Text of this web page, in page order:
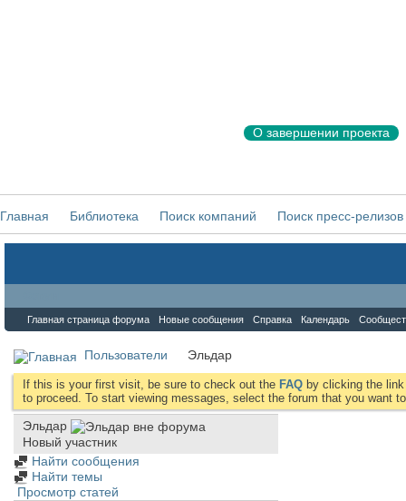
О завершении проекта
Главная Библиотека Поиск компаний Поиск пресс-релизов
Главная страница форума Новые сообщения Справка Календарь
Пользователи Эльдар
If this is your first visit, be sure to check out the FAQ by clicking the
to proceed. To start viewing messages, select the forum that you want
Эльдар
Новый участник
Найти сообщения
Найти темы
Просмотр статей